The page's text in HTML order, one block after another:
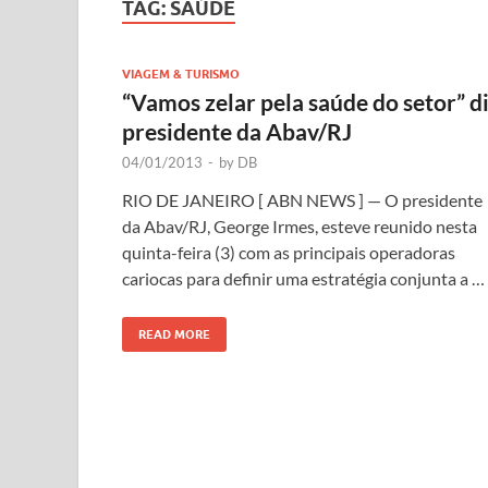
TAG: SAÚDE
VIAGEM & TURISMO
“Vamos zelar pela saúde do setor”
presidente da Abav/RJ
04/01/2013 - by DB
RIO DE JANEIRO [ ABN NEWS ] — O presidente
da Abav/RJ, George Irmes, esteve reunido nesta
quinta-feira (3) com as principais operadoras
cariocas para definir uma estratégia conjunta a …
READ MORE